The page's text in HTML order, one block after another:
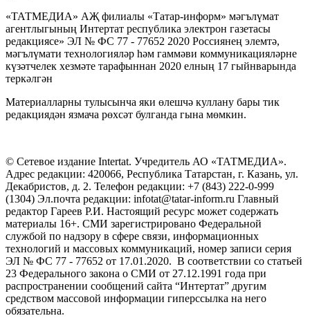
«ТАТМЕДИА» АҖ филиалы «Татар-информ» мәгълүмат
агентлыгының Интертат республика электрон газетасы
редакциясе» ЭЛ № ФС 77 - 77652 2020 Россиянең элемтә,
мәгълүмати технологияләр һәм гаммәви коммуникацияләрне
күзәтчелек хезмәте тарафыннан 2020 елның 17 гыйнварында
теркәлгән
Материалларны тулысынча яки өлешчә куллану бары тик
редакциядән язмача рөхсәт булганда гына мөмкин.
© Сетевое издание Intertat. Учредитель АО «ТАТМЕДИА».
Адрес редакции: 420066, Республика Татарстан, г. Казань, ул.
Декабристов, д. 2. Телефон редакции: +7 (843) 222-0-999
(1304) Эл.почта редакции: infotat@tatar-inform.ru Главный
редактор Гареев Р.И. Настоящий ресурс может содержать
материалы 16+. СМИ зарегистрировано Федеральной
службой по надзору в сфере связи, информационных
технологий и массовых коммуникаций, номер записи серия
ЭЛ № ФС 77 - 77652 от 17.01.2020. В соответствии со статьей
23 Федерального закона о СМИ от 27.12.1991 года при
распространении сообщений сайта “Интертат” другим
средством массовой информации гиперссылка на него
обязательна.